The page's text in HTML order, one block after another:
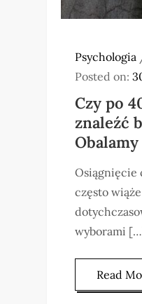
Psychologia
Posted on:
Czy po
znaleźć
Osiągnięcie
często
wyborami
Read